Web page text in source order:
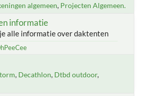
algemeen Projecten Algemeen.
informatie
alle informatie over daktenten
Decathlon Dtbd outdoor